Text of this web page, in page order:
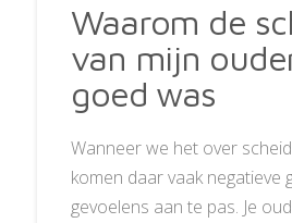
Waarom de
van mijn
goed was
Wanneer we het over
komen daar vaak negatieve
gevoelens aan te pas. Je